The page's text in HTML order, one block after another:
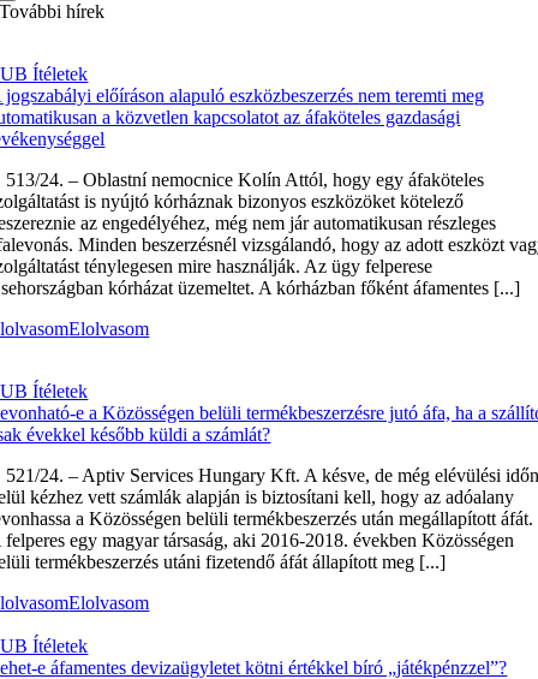
További hírek
Ítéletek
jogszabályi előíráson alapuló eszközbeszerzés nem teremti meg
a közvetlen kapcsolatot az áfaköteles gazdasági
513/24. – Oblastní nemocnice Kolín Attól, hogy egy áfaköteles
is nyújtó kórháznak bizonyos eszközöket kötelező
az engedélyéhez, még nem jár automatikusan részleges
Minden beszerzésnél vizsgálandó, hogy az adott eszközt
ténylegesen mire használják. Az ügy felperese
kórházat üzemeltet. A kórházban főként áfamentes [...]
Elolvasom
Ítéletek
e a Közösségen belüli termékbeszerzésre jutó áfa, ha a
évekkel később küldi a számlát?
521/24. – Aptiv Services Hungary Kft. A késve, de még elévülési
kézhez vett számlák alapján is biztosítani kell, hogy az adóalany
a Közösségen belüli termékbeszerzés után megállapított áfát.
felperes egy magyar társaság, aki 2016-2018. években Közösségen
termékbeszerzés utáni fizetendő áfát állapított meg [...]
Elolvasom
Ítéletek
e áfamentes devizaügyletet kötni értékkel bíró „játékpénzzel”?